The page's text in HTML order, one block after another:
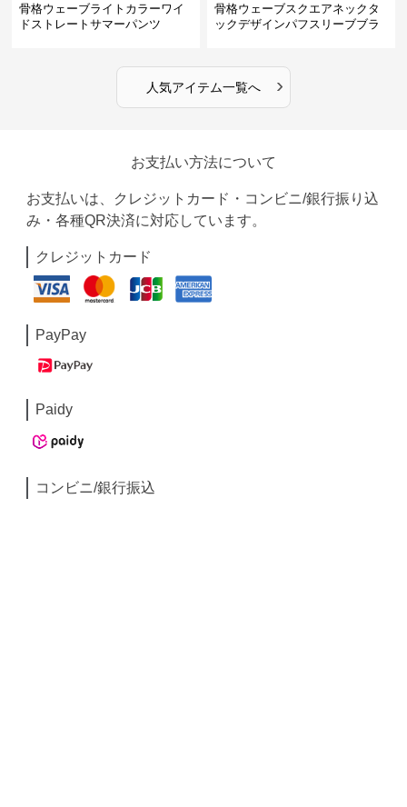
骨格ウェーブライトカラーワイ
ドストレートサマーパンツ
骨格ウェーブスクエアネックタ
ックデザインパフスリーブブラ
人気アイテム一覧へ ›
お支払い方法について
お支払いは、クレジットカード・コンビニ/銀行振り込
み・各種QR決済に対応しています。
クレジットカード
PayPay
Paidy
コンビニ/銀行振込